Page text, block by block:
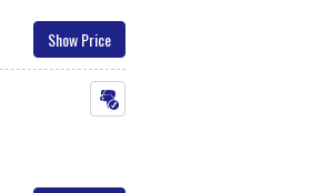
Show Price